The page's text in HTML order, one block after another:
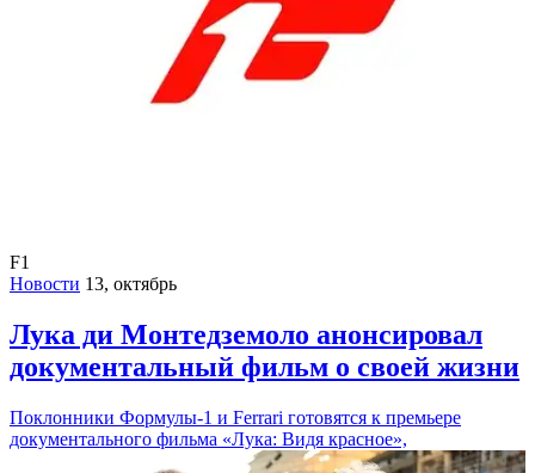
F1
Новости 13, октябрь
Лука ди Монтедземоло анонсировал
документальный фильм о своей жизни
Поклонники Формулы-1 и Ferrari готовятся к премьере
документального фильма «Лука: Видя красное»,